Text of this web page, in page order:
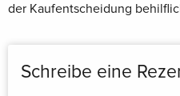
der Kaufentscheidung
Schreibe eine